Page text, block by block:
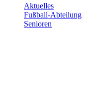
Aktuelles
Fußball-Abteilung
Senioren